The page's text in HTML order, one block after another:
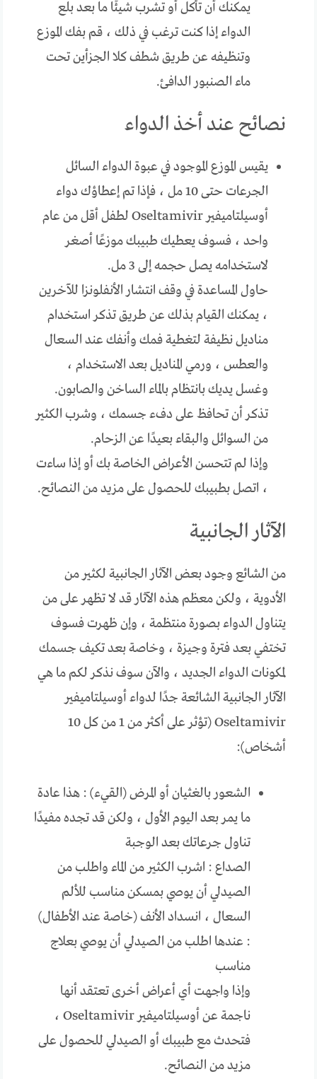
يمكنك أن تأكل أو تشرب شيئًا ما بعد بلع
الدواء إذا كنت ترغب في ذلك ، قم بفك الموزع
وتنظيفه عن طريق شطف كلا الجزأين تحت
ماء الصنبور الدافئ.
نصائح عند أخذ الدواء
يقيس الموزع الموجود في عبوة الدواء السائل
الجرعات حتى 10 مل ، فإذا تم إعطاؤك دواء
أوسيلتاميفير Oseltamivir لطفل أقل من عام
واحد ، فسوف يعطيك طبيبك موزعًا أصغر
لاستخدامه يصل حجمه إلى 3 مل.
حاول المساعدة في وقف انتشار الأنفلونزا للآخرين
، يمكنك القيام بذلك عن طريق تذكر استخدام
مناديل نظيفة لتغطية فمك وأنفك عند السعال
والعطس ، ورمي المناديل بعد الاستخدام ،
وغسل يديك بانتظام بالماء الساخن والصابون.
تذكر أن تحافظ على دفء جسمك ، وشرب الكثير
من السوائل والبقاء بعيدًا عن الزحام.
وإذا لم تتحسن الأعراض الخاصة بك أو إذا ساءت
، اتصل بطبيبك للحصول على مزيد من النصائح.
الآثار الجانبية
من الشائع وجود بعض الآثار الجانبية لكثير من
الأدوية ، ولكن معظم هذه الآثار قد لا تظهر على من
يتناول الدواء بصورة منتظمة ، وإن ظهرت فسوف
تختفي بعد فترة وجيزة ، وخاصة بعد تكيف جسمك
لمكونات الدواء الجديد ، والآن سوف نذكر لكم ما هي
الآثار الجانبية الشائعة جدًا لدواء أوسيلتاميفير
Oseltamivir (تؤثر على أكثر من 1 من كل 10
أشخاص):
الشعور بالغثيان أو المرض (القيء) : هذا عادة
ما يمر بعد اليوم الأول ، ولكن قد تجده مفيدًا
تناول جرعاتك بعد الوجبة
الصداع : اشرب الكثير من الماء واطلب من
الصيدلي أن يوصي بمسكن مناسب للألم
السعال ، انسداد الأنف (خاصة عند الأطفال)
: عندها اطلب من الصيدلي أن يوصي بعلاج
مناسب
وإذا واجهت أي أعراض أخرى تعتقد أنها
ناجمة عن أوسيلتاميفير Oseltamivir ،
فتحدث مع طبيبك أو الصيدلي للحصول على
مزيد من النصائح.